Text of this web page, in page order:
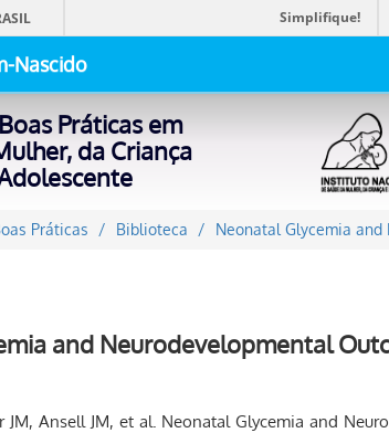
Simplifique!
Nascido
Práticas em
da Criança
Práticas Biblioteca Neonatal Glycemia and
and Neurodevelopmental
JM, Ansell JM, et al. Neonatal Glycemia and